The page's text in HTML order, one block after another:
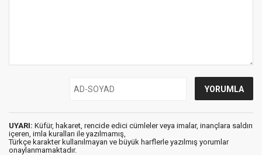
UYARI: Küfür, hakaret, rencide edici cümleler veya imalar, inançlara saldırı
içeren, imla kuralları ile yazılmamış,
Türkçe karakter kullanılmayan ve büyük harflerle yazılmış yorumlar
onaylanmamaktadır.